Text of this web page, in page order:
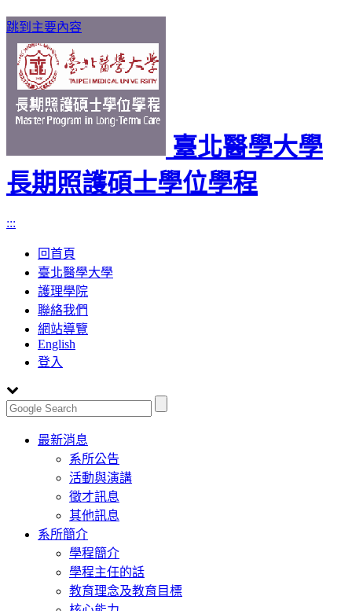
跳到主要內容
臺北醫學大學
長期照護碩士學位學程
:::
回首頁
臺北醫學大學
護理學院
聯絡我們
網站導覽
English
登入
Toggle
navigation
最新消息
系所公告
活動與演講
徵才訊息
其他訊息
系所簡介
學程簡介
學程主任的話
教育理念及教育目標